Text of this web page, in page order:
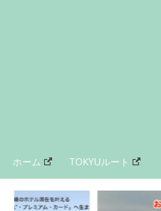
ホーム TOKYUルート